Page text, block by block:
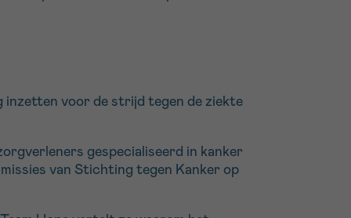
inzetten voor de strijd tegen de ziekte
gespecialiseerd in kanker
van Stichting tegen Kanker op